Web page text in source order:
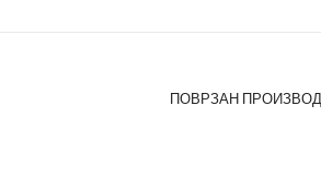
ПОВРЗАН ПРОИЗВОД